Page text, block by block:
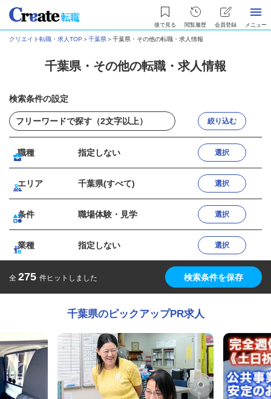
後で見る 閲覧履歴 会員登録 メニュー
クリエイト転職・求人TOP ＞千葉県＞千葉県・その他の転職・求人情報
千葉県・その他の転職・求人情報
検索条件の設定
絞り込む
職種 指定しない 選択
エリア 千葉県(すべて) 選択
条件 職場体験・見学 選択
業種 指定しない 選択
全 275 件ヒットしました 検索条件を保存
千葉県のピックアップPR求人